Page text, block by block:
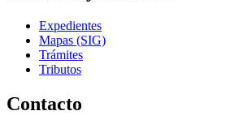
Expedientes
Mapas (SIG)
Trámites
Tributos
Contacto